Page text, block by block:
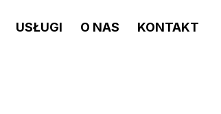
USŁUGI O NAS KONTAKT